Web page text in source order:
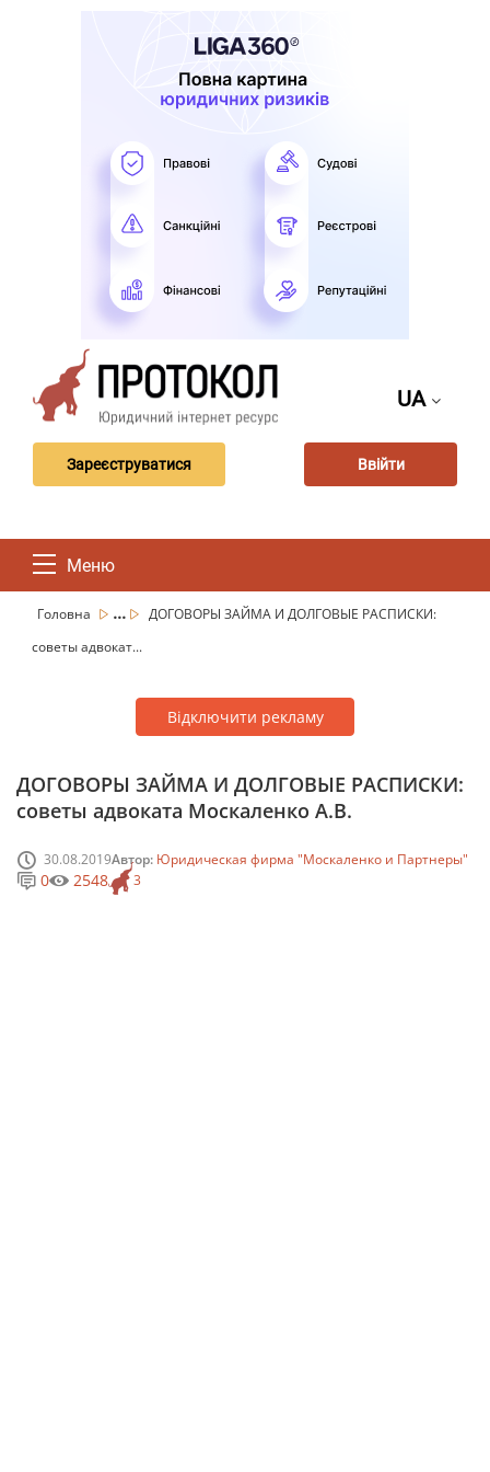
UA
Зареєструватися Ввійти
Меню
Головна ...
ДОГОВОРЫ ЗАЙМА И ДОЛГОВЫЕ РАСПИСКИ:
советы адвокат...
Відключити рекламу
ДОГОВОРЫ ЗАЙМА И ДОЛГОВЫЕ РАСПИСКИ:
советы адвоката Москаленко А.В.
30.08.2019Автор: Юридическая фирма "Москаленко и Партнеры"
3
0 2548